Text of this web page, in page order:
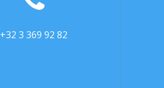
+32 3 369 92 82